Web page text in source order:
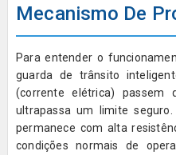
Mecanismo De
Para entender o
guarda de trânsito
(corrente elétrica) passem
ultrapassa um limite
permanece com alta
condições normais de